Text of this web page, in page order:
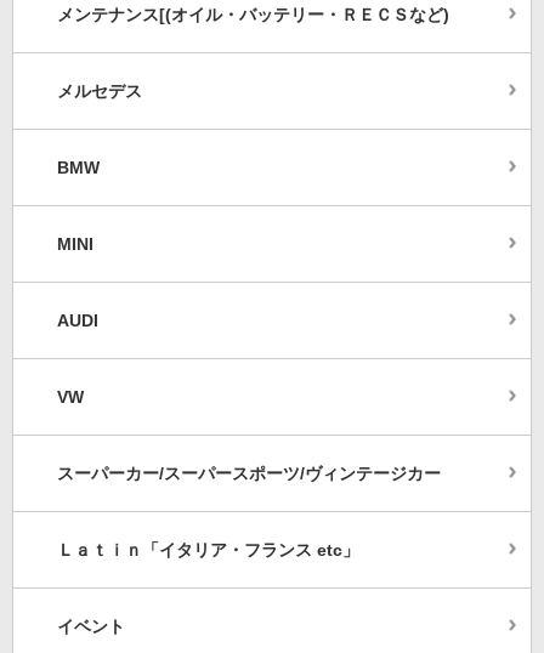
メンテナンス[(オイル・バッテリー・ＲＥＣＳなど)
メルセデス
BMW
MINI
AUDI
VW
スーパーカー/スーパースポーツ/ヴィンテージカー
Ｌａｔｉｎ「イタリア・フランス etc」
イベント